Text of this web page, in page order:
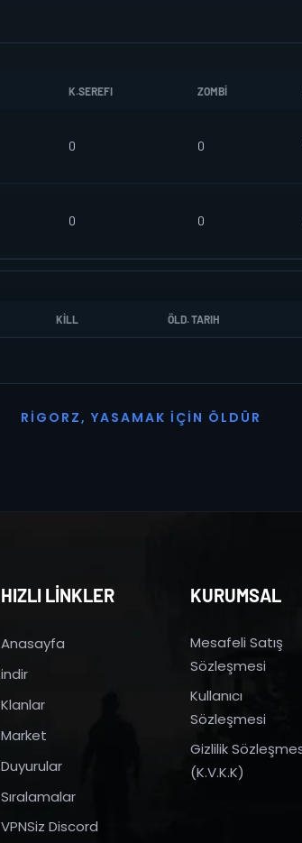
K.SEREFI ZOMBI
0 0
0 0
KILL ÖLD. TARIH
R I G O R Z, YASAMAK İ ÇI N Ö L D Ü R
HIZLI LİNKLER
Anasayfa
indir
Klanlar
Market
Duyurular
Sıralamalar
VPNSiz Discord
KURUMSAL
Mesafeli Satış
Sözleşmesi
Kullanıcı
Sözleşmesi
Gizlilik
(K.V.K.K)